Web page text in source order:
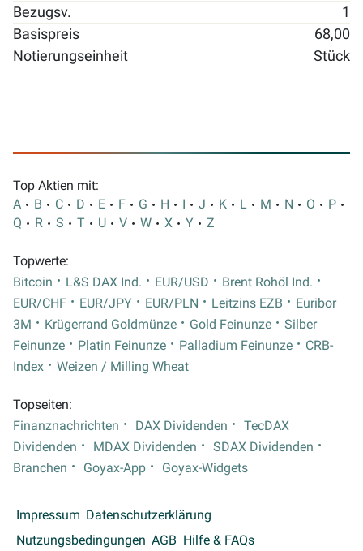
Bezugsv.
1
Basispreis
68,00
Notierungseinheit
Stück
Top Aktien mit:
A
B C D E F G H I J K L M N O
P
Q
R S T U V W X Y Z
Topwerte:
Bitcoin
L&S DAX Ind. EUR/USD
Brent Rohöl Ind.
EUR/CHF
EUR/JPY EUR/PLN Leitzins EZB
Euribor
3M
Krügerrand Goldmünze Gold Feinunze
Silber
Feinunze
Platin Feinunze Palladium Feinunze
CRB-
Index
Weizen / Milling Wheat
Topseiten:
Finanznachrichten
DAX Dividenden
TecDAX
Dividenden
MDAX Dividenden
SDAX Dividenden
Branchen
Goyax-App Goyax-Widgets
Impressum Datenschutzerklärung
Nutzungsbedingungen AGB Hilfe & FAQs